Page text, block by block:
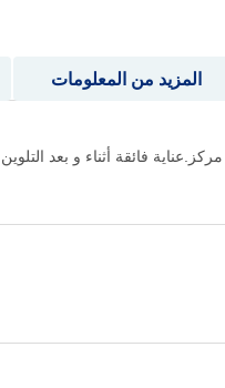
فائقة أثناء و بعد التلوين
المزيد من المعلومات